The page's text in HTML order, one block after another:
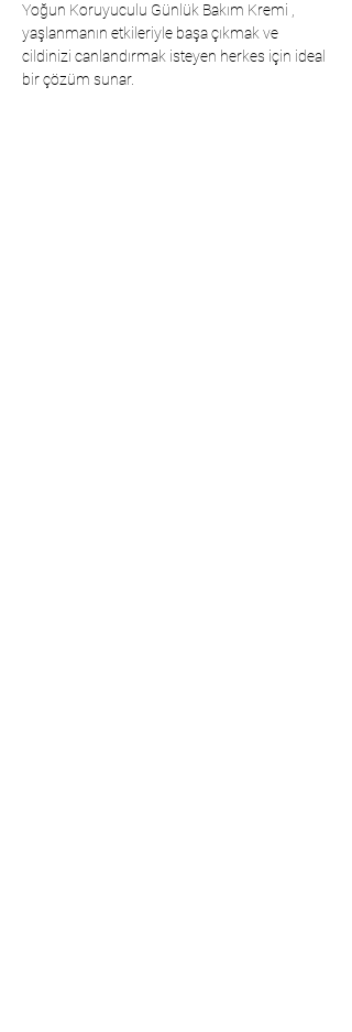
Yoğun Koruyuculu Günlük Bakım Kremi ,
yaşlanmanın etkileriyle başa çıkmak ve
cildinizi canlandırmak isteyen herkes için ideal
bir çözüm sunar.